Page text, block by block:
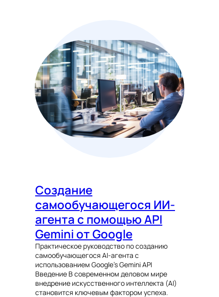
Создание
самообучающегося ИИ-
агента с помощью API
Gemini от Google
Практическое руководство по созданию
самообучающегося AI-агента с
использованием Google’s Gemini API
Введение В современном деловом мире
внедрение искусственного интеллекта (AI)
становится ключевым фактором успеха.